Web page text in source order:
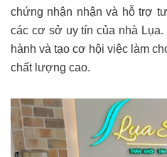
chứng nhận nhận và hỗ trợ
các cơ sở uy tín của nhà
hành và tạo cơ hội việc làm
chất lượng cao.